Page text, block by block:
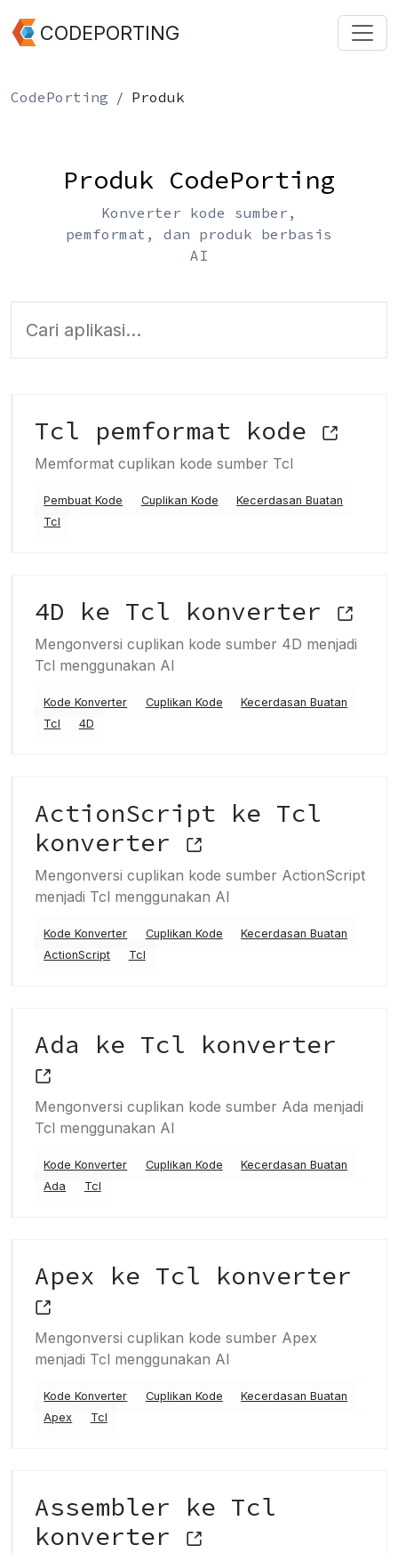
CODEPORTING
CodePorting Produk
Produk CodePorting
Konverter kode sumber,
pemformat, dan produk berbasis
AI
Tcl pemformat kode
Memformat cuplikan kode sumber Tcl
Pembuat Kode Cuplikan Kode
Kecerdasan Buatan
Tcl
4D ke Tcl konverter
Mengonversi cuplikan kode sumber 4D menjadi
Tcl menggunakan AI
Kode Konverter Cuplikan Kode
Kecerdasan Buatan
Tcl
4D
ActionScript ke Tcl
konverter
Mengonversi cuplikan kode sumber ActionScript
menjadi Tcl menggunakan AI
Kode Konverter Cuplikan Kode
Kecerdasan Buatan
ActionScript
Tcl
Ada ke Tcl konverter
Mengonversi cuplikan kode sumber Ada menjadi
Tcl menggunakan AI
Kode Konverter Cuplikan Kode
Kecerdasan Buatan
Ada
Tcl
Apex ke Tcl konverter
Mengonversi cuplikan kode sumber Apex
menjadi Tcl menggunakan AI
Kode Konverter Cuplikan Kode
Kecerdasan Buatan
Apex
Tcl
Assembler ke Tcl
konverter